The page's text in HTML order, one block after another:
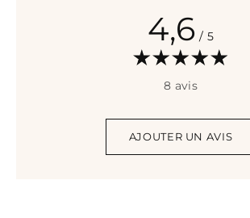
4,6 / 5
8 avis
AJOUTER UN AVIS